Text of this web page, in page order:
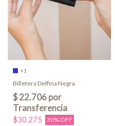
+1
Billetera Delfina Negra
$30.275 30% OFF